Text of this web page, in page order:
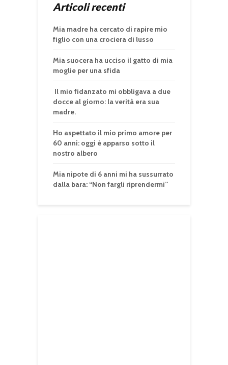
Articoli recenti
Mia madre ha cercato di rapire mio
figlio con una crociera di lusso
Mia suocera ha ucciso il gatto di mia
moglie per una sfida
Il mio fidanzato mi obbligava a due
docce al giorno: la verità era sua
madre.
Ho aspettato il mio primo amore per
60 anni: oggi è apparso sotto il
nostro albero
Mia nipote di 6 anni mi ha sussurrato
dalla bara: “Non fargli riprendermi”